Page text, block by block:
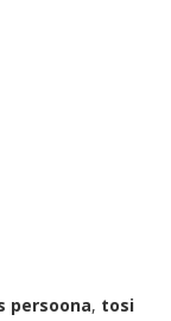
persoona, tosi